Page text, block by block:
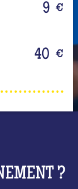
9 €
40 €
?